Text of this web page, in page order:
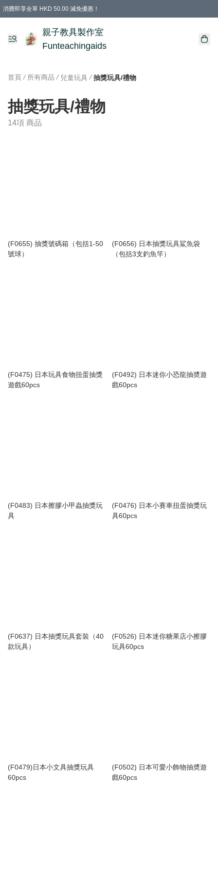
消費即享全單 HKD 50.00 減免優惠！
購物滿 HKD 699.00即享免運費優惠！（適用於 特定的送貨方式 )
凡購物滿HKD 699.00，即享免費禮品
親子教具製作室
Funteachingaids
首頁 / 所有商品 / 兒童玩具 / 抽獎玩具/禮物
抽獎玩具/禮物
14項 商品
(F0655) 抽獎號碼箱（包括1-50
號球）
(F0656) 日本抽獎玩具鯊魚袋
（包括3支釣魚竿）
(F0475) 日本玩具食物扭蛋抽獎
遊戲60pcs
(F0492) 日本迷你小恐龍抽奬遊
戲60pcs
(F0483) 日本擦膠小甲蟲抽獎玩
具
(F0476) 日本小賽車扭蛋抽獎玩
具60pcs
(F0637) 日本抽獎玩具套裝（40
款玩具）
(F0526) 日本迷你糖果店小擦膠
玩具60pcs
(F0479)日本小文具抽獎玩具
60pcs
(F0502) 日本可愛小飾物抽奬遊
戲60pcs